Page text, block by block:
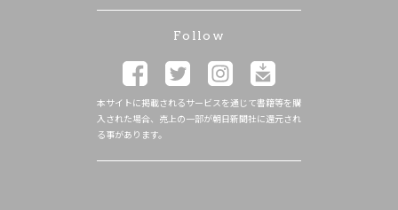
Follow
本サイトに掲載されるサービスを通じて書籍等を購
入された場合、売上の一部が朝日新聞社に還元され
る事があります。